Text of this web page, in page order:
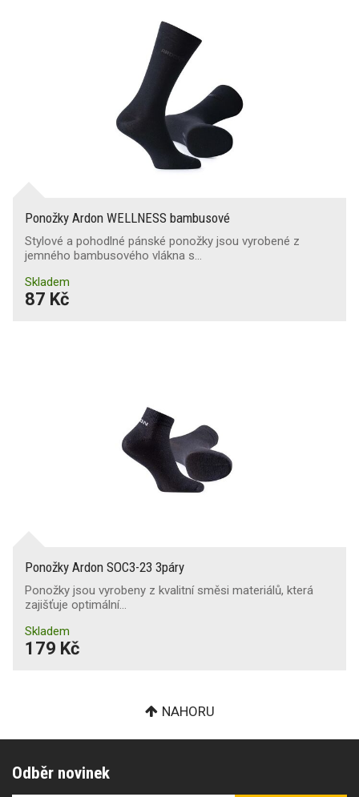
Ponožky Ardon WELLNESS bambusové
Stylové a pohodlné pánské ponožky jsou vyrobené z
jemného bambusového vlákna s…
Skladem
87 Kč
Ponožky Ardon SOC3-23 3páry
Ponožky jsou vyrobeny z kvalitní směsi materiálů, která
zajišťuje optimální…
Skladem
179 Kč
NAHORU
Odběr novinek